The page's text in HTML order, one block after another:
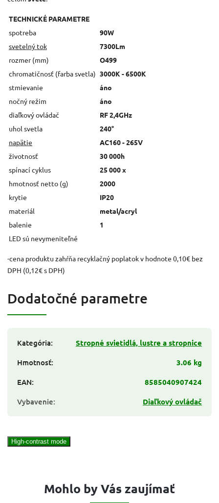
TECHNICKÉ PARAMETRE
spotreba
90W
svetelný tok
7300Lm
rozmer (mm)
O499
chromatičnosť (farba svetla) 3000K - 6500K
stmievanie
áno
nočný režim
áno
diaľkový ovládač
RF 2,4GHz
uhol svetla
240°
napätie
AC160 - 265V
životnosť
30 000h
spínací cyklus
25 000 x
hmotnosť netto (g)
2000
krytie
IP20
materiál
metal/acryl
balenie
1
LED sú nevymeniteľné
-cena produktu zahŕňa recyklačný poplatok v hodnote 0,10€ bez
DPH (0,12€ s DPH)
Dodatočné parametre
Kategória:
Stropné svietidlá, lustre a stropnice
Hmotnosť:
3.06 kg
EAN:
8585040907424
Vybavenie: Diaľkový ovládač
High-contrast mode
Mohlo by Vás zaujímať